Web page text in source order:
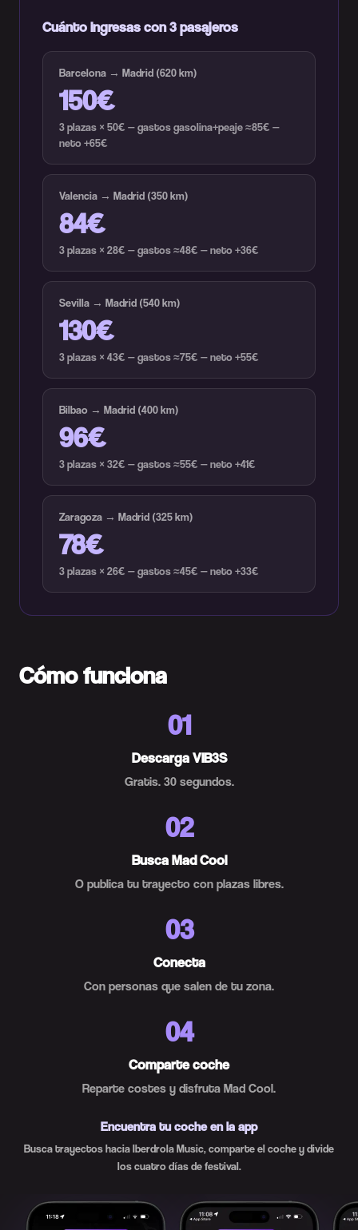
Cuánto ingresas con 3 pasajeros
Barcelona → Madrid (620 km)
150€
3 plazas × 50€ — gastos gasolina+peaje ≈85€ —
neto +65€
Valencia → Madrid (350 km)
84€
3 plazas × 28€ — gastos ≈48€ — neto +36€
Sevilla → Madrid (540 km)
130€
3 plazas × 43€ — gastos ≈75€ — neto +55€
Bilbao → Madrid (400 km)
96€
3 plazas × 32€ — gastos ≈55€ — neto +41€
Zaragoza → Madrid (325 km)
78€
3 plazas × 26€ — gastos ≈45€ — neto +33€
Cómo funciona
01
Descarga VIB3S
Gratis. 30 segundos.
02
Busca Mad Cool
O publica tu trayecto con plazas libres.
03
Conecta
Con personas que salen de tu zona.
04
Comparte coche
Reparte costes y disfruta Mad Cool.
Encuentra tu coche en la app
Busca trayectos hacia Iberdrola Music, comparte el coche y divide
los cuatro días de festival.